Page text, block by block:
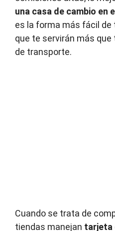
una casa de cambio en
es la forma más fácil
que te servirán más que
de transporte.
Cuando se trata de
tiendas manejan tarjeta